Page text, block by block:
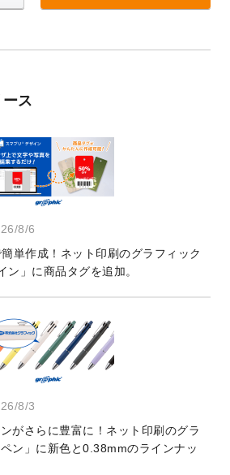
ス
8/6
単作成！ネット印刷のグラフィック
ン」に商品タグを追加。
8/3
がさらに豊富に！ネット印刷のグラ
ン」に新色と0.38mmのラインナッ